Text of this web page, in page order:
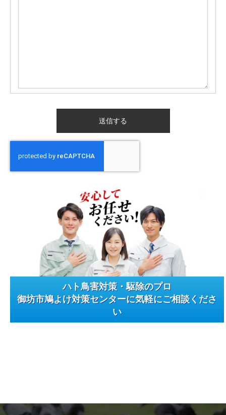
ハト鳥害対策・駆除のプロ
御坊市鳩よけ対策センターに気軽にご相談くださ
い